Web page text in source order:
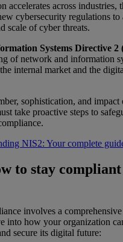
accelerates across industries,
cybersecurity regulations to
scale of cyber threats.
Systems Directive 2
of network and information
internal market and the
sophistication, and impact
take proactive steps to
NIS2: Your complete
to stay
involves a
into how your organization
secure its digital future: